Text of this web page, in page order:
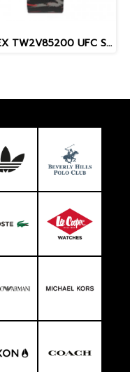
TIMEX TW2V85200 UFC Street Shock XL Fight Week นาฬิกาข้อมือผู้ชาย สายซิลิโคน สีดำ หน้าปัด 45 มม.